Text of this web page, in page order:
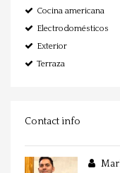
Cocina americana
Electrodomésticos
Exterior
Terraza
Contact info